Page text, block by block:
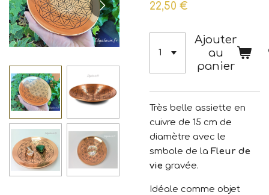
22,50 €
Ajouter
au
panier
Très belle assiette en
cuivre de 15 cm de
diamètre avec le
smbole de la Fleur de
vie gravée.
Idéale comme objet